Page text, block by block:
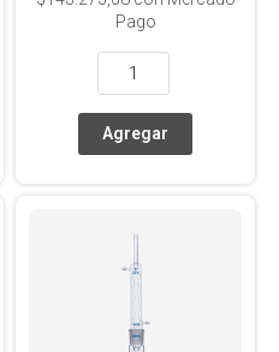
Pago